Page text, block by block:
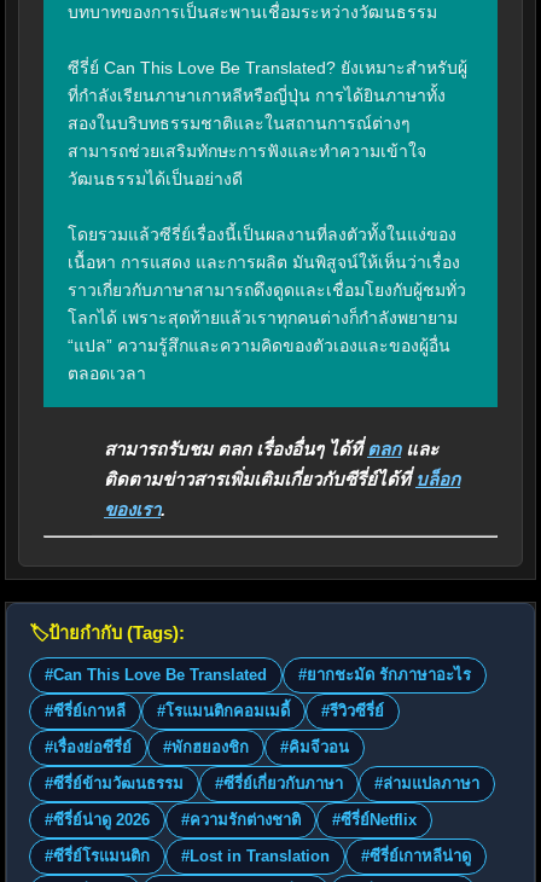
บทบาทของการเป็นสะพานเชื่อมระหว่างวัฒนธรรม
ซีรี่ย์ Can This Love Be Translated? ยังเหมาะสำหรับผู้
ที่กำลังเรียนภาษาเกาหลีหรือญี่ปุ่น การได้ยินภาษาทั้ง
สองในบริบทธรรมชาติและในสถานการณ์ต่างๆ
สามารถช่วยเสริมทักษะการฟังและทำความเข้าใจ
วัฒนธรรมได้เป็นอย่างดี
โดยรวมแล้วซีรี่ย์เรื่องนี้เป็นผลงานที่ลงตัวทั้งในแง่ของ
เนื้อหา การแสดง และการผลิต มันพิสูจน์ให้เห็นว่าเรื่อง
ราวเกี่ยวกับภาษาสามารถดึงดูดและเชื่อมโยงกับผู้ชมทั่ว
โลกได้ เพราะสุดท้ายแล้วเราทุกคนต่างก็กำลังพยายาม
“แปล” ความรู้สึกและความคิดของตัวเองและของผู้อื่น
ตลอดเวลา
สามารถรับชม ตลก เรื่องอื่นๆ ได้ที่ ตลกและ
ติดตามข่าวสารเพิ่มเติมเกี่ยวกับซีรี่ย์ได้ที่ บล็อก
ของเรา.
🏷️ป้ายกำกับ (Tags):
#Can This Love Be Translated
#ยากชะมัด รักภาษาอะไร
#ซีรี่ย์เกาหลี
#โรแมนติกคอมเมดี้
#รีวิวซีรี่ย์
#เรื่องย่อซีรี่ย์
#พักฮยองชิก
#คิมจีวอน
#ซีรี่ย์ข้ามวัฒนธรรม
#ซีรี่ย์เกี่ยวกับภาษา
#ล่ามแปลภาษา
#ซีรี่ย์น่าดู 2026
#ความรักต่างชาติ
#ซีรี่ย์Netflix
#ซีรี่ย์โรแมนติก
#Lost in Translation
#ซีรี่ย์เกาหลีน่าดู